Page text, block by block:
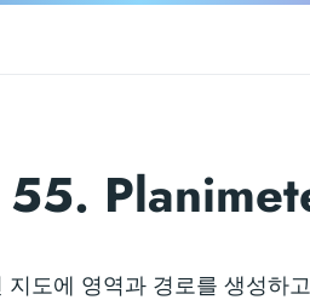
55.
지도에 영역과 경로를 생성하